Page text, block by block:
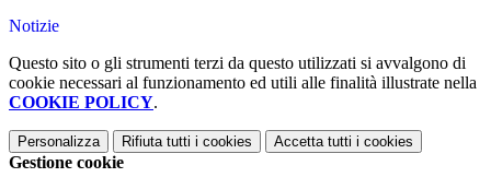
Notizie
Questo sito o gli strumenti terzi da questo utilizzati si avvalgono di
cookie necessari al funzionamento ed utili alle finalità illustrate nella
COOKIE POLICY.
Personalizza Rifiuta tutti i cookies Accetta tutti i cookies
Gestione cookie